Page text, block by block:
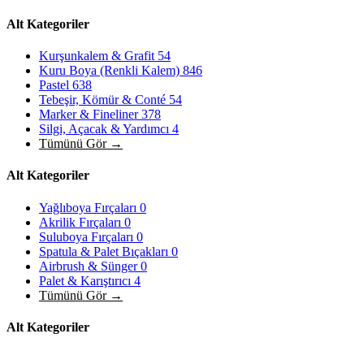
Alt Kategoriler
Kurşunkalem & Grafit 54
Kuru Boya (Renkli Kalem) 846
Pastel 638
Tebeşir, Kömür & Conté 54
Marker & Fineliner378
Silgi, Açacak & Yardımcı 4
Tümünü Gör →
Alt Kategoriler
Yağlıboya Fırçaları 0
Akrilik Fırçaları 0
Suluboya Fırçaları 0
Spatula & Palet Bıçakları 0
Airbrush & Sünger0
Palet & Karıştırıcı 4
Tümünü Gör →
Alt Kategoriler